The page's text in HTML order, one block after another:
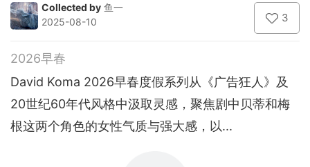
Collected by 鱼一
2025-08-10
3
2026早春
David Koma 2026早春度假系列从《广告狂人》及
20世纪60年代风格中汲取灵感，聚焦剧中贝蒂和梅
根这两个角色的女性气质与强大感，以...